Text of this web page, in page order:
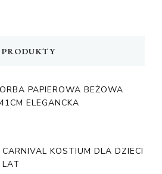
PRODUKTY
PAPIEROWA BEŻOWA
ELEGANCKA
KOSTIUM DLA DZIECI